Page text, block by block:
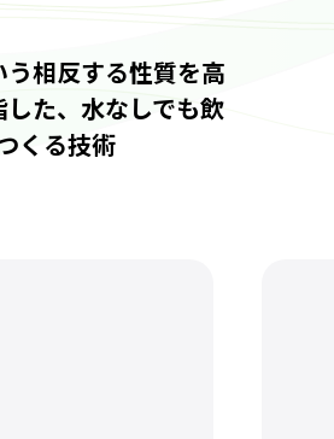
相反する性質を高
た、水なしでも飲
くる技術